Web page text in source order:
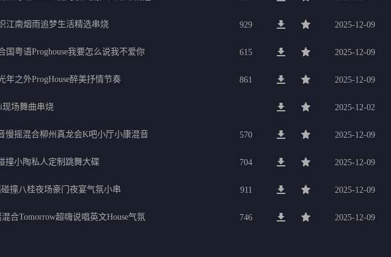
江南烟雨追梦生活精选串烧 929 2025-12-09
国粤语Proghouse我要怎么说我不爱你 615 2025-12-09
之外ProgHouse醉美抒情节奏 861 2025-12-09
现场舞曲串烧 2025-12-02
慢摇混合柳州真龙会K吧小厅小康混音 570 2025-12-09
撞小陶私人定制跳舞大碟 704 2025-12-09
撞八桂夜场豪门夜宴气氛小串 911 2025-12-09
合Tomorrow超嗨说唱英文House气氛 746 2025-12-09